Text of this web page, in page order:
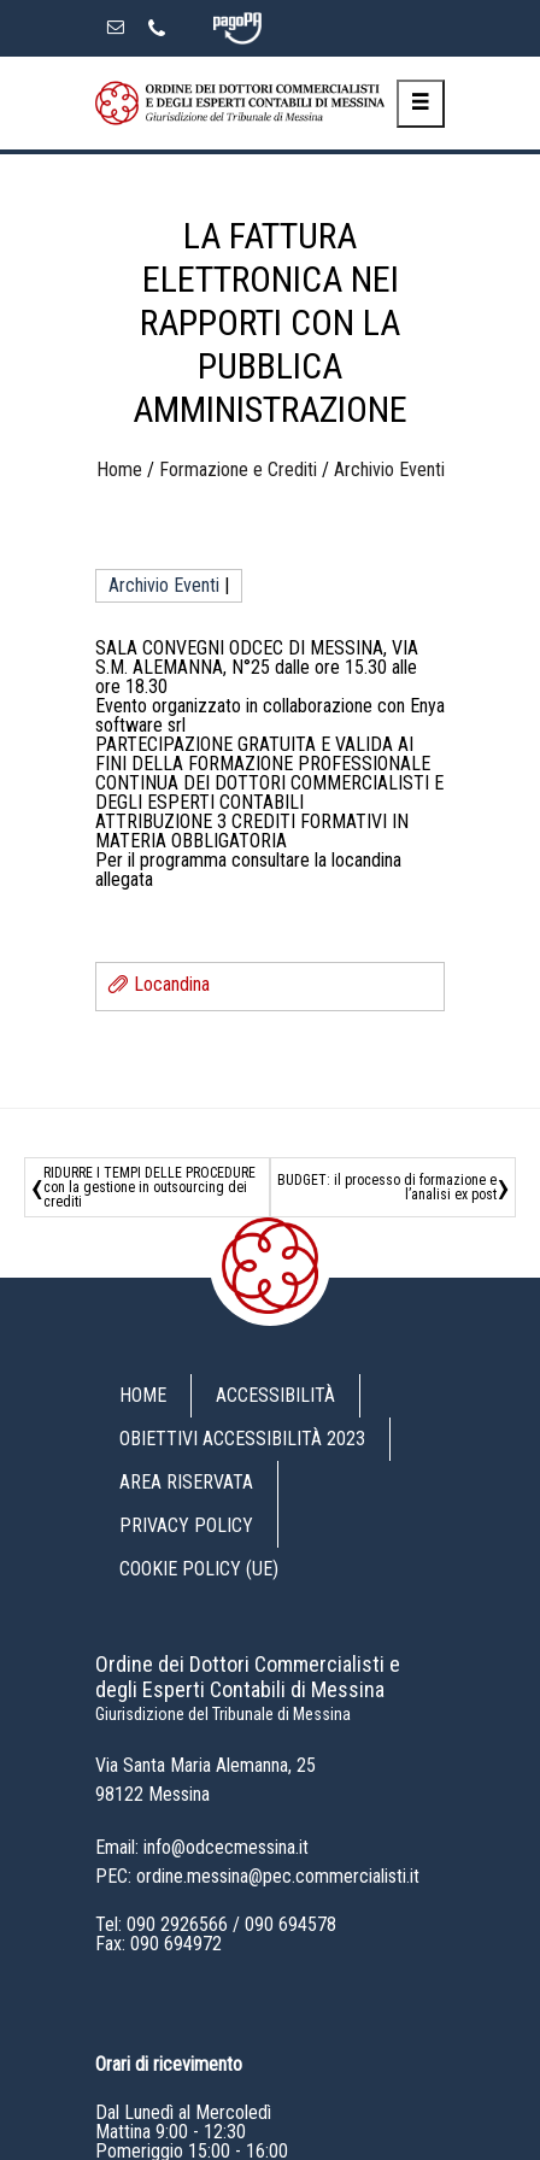
LA FATTURA
ELETTRONICA NEI
RAPPORTI CON LA
PUBBLICA
AMMINISTRAZIONE
Home / Formazione e Crediti / Archivio Eventi
Archivio Eventi
SALA CONVEGNI ODCEC DI MESSINA, VIA
S.M. ALEMANNA, N°25 dalle ore 15.30 alle
ore 18.30
Evento organizzato in collaborazione con Enya
software srl
PARTECIPAZIONE GRATUITA E VALIDA AI
FINI DELLA FORMAZIONE PROFESSIONALE
CONTINUA DEI DOTTORI COMMERCIALISTI E
DEGLI ESPERTI CONTABILI
ATTRIBUZIONE 3 CREDITI FORMATIVI IN
MATERIA OBBLIGATORIA
Per il programma consultare la locandina
allegata
Locandina
‹ RIDURRE I TEMPI DELLE PROCEDURE
con la gestione in outsourcing dei
crediti
BUDGET: il processo di formazione e
l’analisi ex post›
HOME
ACCESSIBILITÀ
OBIETTIVI ACCESSIBILITÀ 2023
AREA RISERVATA
PRIVACY POLICY
COOKIE POLICY (UE)
Ordine dei Dottori Commercialisti e
degli Esperti Contabili di Messina
Giurisdizione del Tribunale di Messina
Via Santa Maria Alemanna, 25
98122 Messina
Email: info@odcecmessina.it
PEC: ordine.messina@pec.commercialisti.it
Tel: 090 2926566 / 090 694578
Fax: 090 694972
Orari di ricevimento
Dal Lunedì al Mercoledì
Mattina 9:00 - 12:30
Pomeriggio 15:00 - 16:00